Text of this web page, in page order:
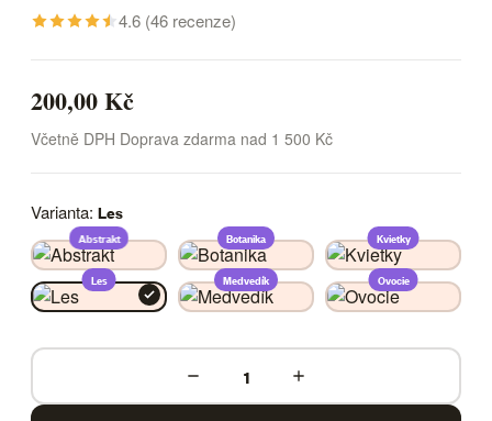
4.6 (46 recenze)
200,00 Kč
Včetně DPH Doprava zdarma nad 1 500 Kč
Varianta: Les
Abstrakt Botanika Kvietky
Les Medvedík Ovocie